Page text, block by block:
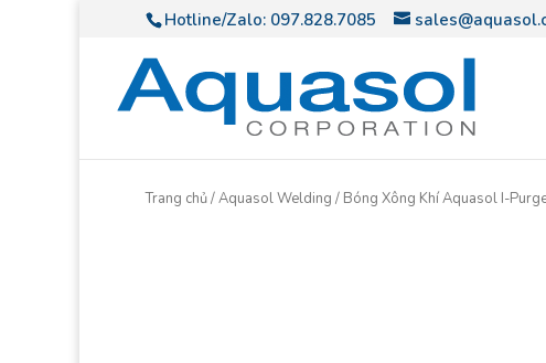
Hotline/Zalo: 097.828.7085
Trang chủ/Aquasol Welding / Bóng Xông Khí Aquasol I-